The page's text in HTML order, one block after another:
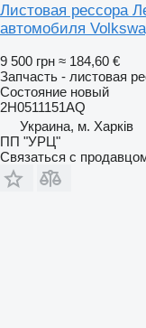
Листовая рессора
автомобиля
9 500 грн ≈ 184,60 €
Запчасть - листовая
Состояние новый
2H0511151AQ
Украина, м. Харків
ПП "УРЦ"
Связаться с